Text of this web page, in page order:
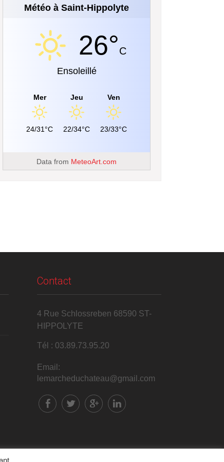
Météo à Saint-Hippolyte
26°C
Ensoleillé
Mer
24/31°C
Jeu
22/34°C
Ven
23/33°C
Data from MeteoArt.com
Contact
4 Rue Schlossreben 68590 ST-
HIPPOLYTE
Tél : 03.89.73.95.20
Email:
lemarcheduchateau@gmail.com